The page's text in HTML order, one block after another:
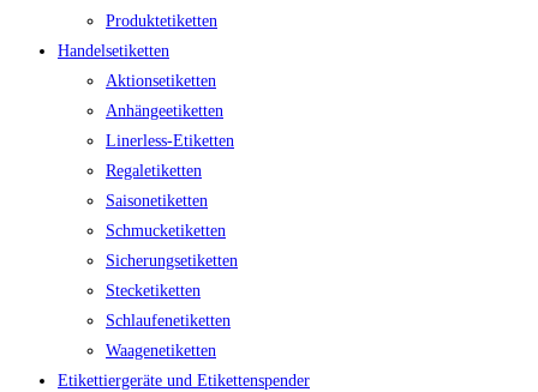
Produktetiketten
Handelsetiketten
Aktionsetiketten
Anhängeetiketten
Linerless-Etiketten
Regaletiketten
Saisonetiketten
Schmucketiketten
Sicherungsetiketten
Stecketiketten
Schlaufenetiketten
Waagenetiketten
Etikettiergeräte und Etikettenspender